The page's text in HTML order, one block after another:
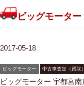
ビッグモータ
2017-05-18
ビッグモーター 中古車査定（買取
ビッグモーター 宇都宮